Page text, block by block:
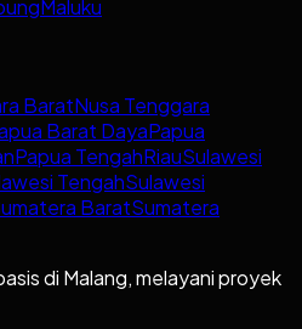
Maluku
BaratNusa Tenggara
Barat DayaPapua
Papua TengahRiauSulawesi
TengahSulawesi
BaratSumatera
di Malang, melayani proyek